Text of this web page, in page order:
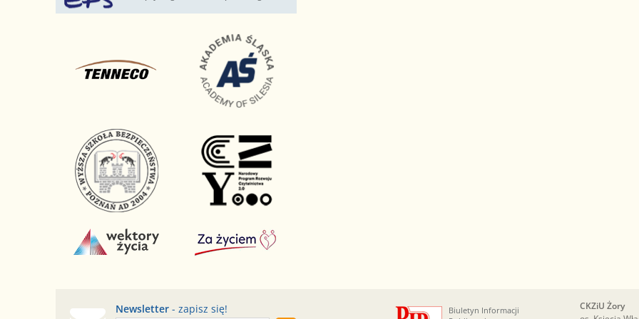
Newsletter - zapisz się!
Biuletyn Informacji
CKZiU Żory